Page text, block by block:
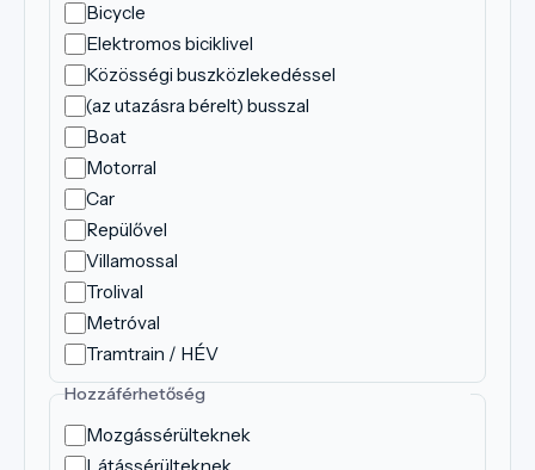
Bicycle
Elektromos biciklivel
Közösségi buszközlekedéssel
(az utazásra bérelt) busszal
Boat
Motorral
Car
Repülővel
Villamossal
Trolival
Metróval
Tramtrain / HÉV
Hozzáférhetőség
Mozgássérülteknek